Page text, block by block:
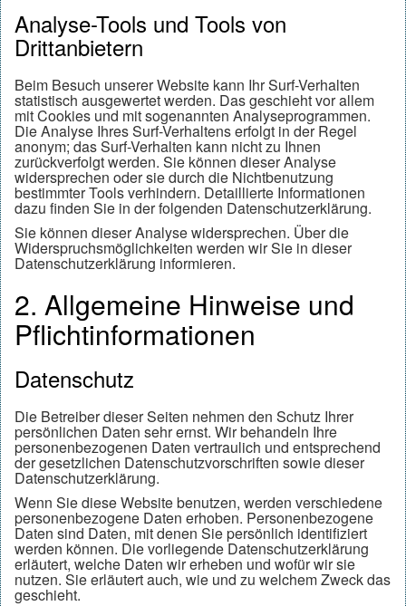
Analyse-Tools und Tools von
Drittanbietern
Beim Besuch unserer Website kann Ihr Surf-Verhalten
statistisch ausgewertet werden. Das geschieht vor allem
mit Cookies und mit sogenannten Analyseprogrammen.
Die Analyse Ihres Surf-Verhaltens erfolgt in der Regel
anonym; das Surf-Verhalten kann nicht zu Ihnen
zurückverfolgt werden. Sie können dieser Analyse
widersprechen oder sie durch die Nichtbenutzung
bestimmter Tools verhindern. Detaillierte Informationen
dazu finden Sie in der folgenden Datenschutzerklärung.
Sie können dieser Analyse widersprechen. Über die
Widerspruchsmöglichkeiten werden wir Sie in dieser
Datenschutzerklärung informieren.
2. Allgemeine Hinweise und
Pflichtinformationen
Datenschutz
Die Betreiber dieser Seiten nehmen den Schutz Ihrer
persönlichen Daten sehr ernst. Wir behandeln Ihre
personenbezogenen Daten vertraulich und entsprechend
der gesetzlichen Datenschutzvorschriften sowie dieser
Datenschutzerklärung.
Wenn Sie diese Website benutzen, werden verschiedene
personenbezogene Daten erhoben. Personenbezogene
Daten sind Daten, mit denen Sie persönlich identifiziert
werden können. Die vorliegende Datenschutzerklärung
erläutert, welche Daten wir erheben und wofür wir sie
nutzen. Sie erläutert auch, wie und zu welchem Zweck das
geschieht.